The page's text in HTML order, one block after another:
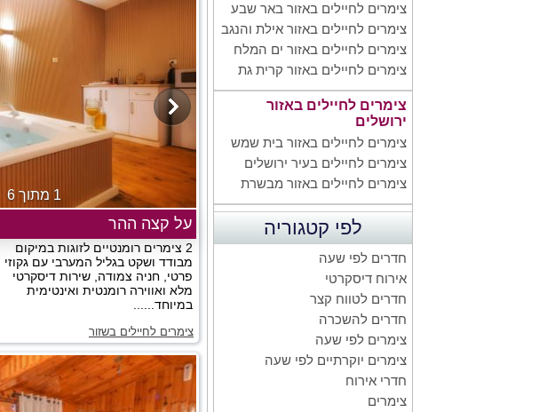
צימרים לחיילים באזור באר שבע
צימרים לחיילים באזור אילת והנגב
צימרים לחיילים באזור ים המלח
צימרים לחיילים באזור קרית גת
צימרים לחיילים באזור
ירושלים
צימרים לחיילים באזור בית שמש
צימרים לחיילים בעיר ירושלים
צימרים לחיילים באזור מבשרת
לפי קטגוריה
חדרים לפי שעה
אירוח דיסקרטי
חדרים לטווח קצר
חדרים להשכרה
צימרים לפי שעה
צימרים יוקרתיים לפי שעה
חדרי אירוח
צימרים
1 מתוך 6
על קצה ההר
2 צימרים רומנטיים לזוגות במיקום
מבודד ושקט בגליל המערבי עם גקוזי
פרטי, חניה צמודה, שירות דיסקרטי
מלא ואווירה רומנטית ואינטימית
במיוחד......
צימרים לחיילים בשזור